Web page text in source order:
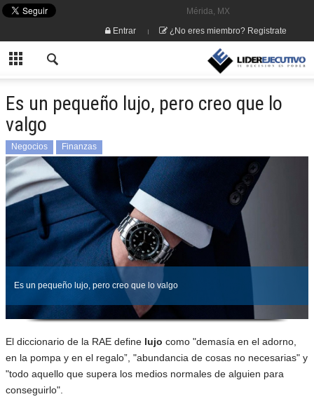
Mérida, MX
Entrar
¿No eres miembro? Registrate
Es un pequeño lujo, pero creo que lo
valgo
Negocios Finanzas
Es un pequeño lujo, pero creo que lo valgo
El diccionario de la RAE define lujo como "demasía en el adorno,
en la pompa y en el regalo”, "abundancia de cosas no necesarias" y
"todo aquello que supera los medios normales de alguien para
conseguirlo".